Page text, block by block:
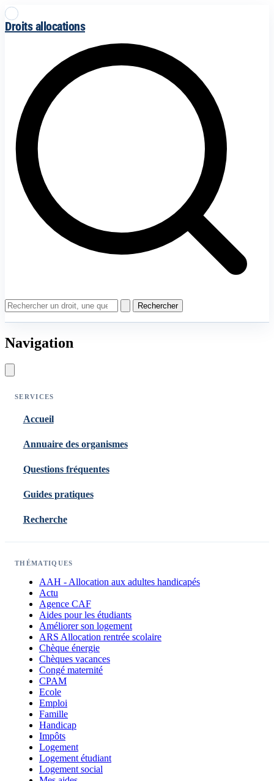
Droits allocations
Rechercher
Navigation
SERVICES
Accueil
Annuaire des organismes
Questions fréquentes
Guides pratiques
Recherche
THÉMATIQUES
AAH - Allocation aux adultes handicapés
Actu
Agence CAF
Aides pour les étudiants
Améliorer son logement
ARS Allocation rentrée scolaire
Chèque énergie
Chèques vacances
Congé maternité
CPAM
Ecole
Emploi
Famille
Handicap
Impôts
Logement
Logement étudiant
Logement social